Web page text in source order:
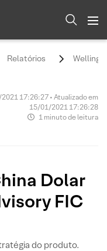
Relatórios
17:26:27 • Atualizado em
15/01/2021 17:26:28
1 minuto de leitura
Dolar
FIC
do produto.